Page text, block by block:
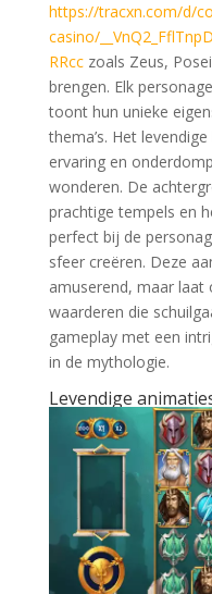
https://tracxn.com/d/
casino/
RRcczoals Zeus,
brengen. Elk
toont hun unieke
thema’s. Het
ervaring en
wonderen. De
prachtige tempels en
perfect bij de
sfeer creëren. Deze
amuserend, maar
waarderen die
gameplay met een
in de mythologie.
Levendige